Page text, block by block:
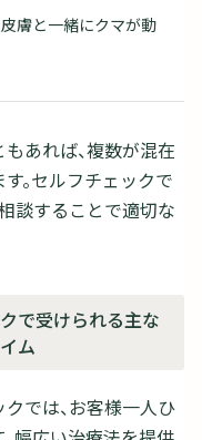
皮膚と一緒にクマが動
あれば、複数が混在
。セルフチェックで
談することで適切な
で受けられる主な
ム
では、お客様一人ひ